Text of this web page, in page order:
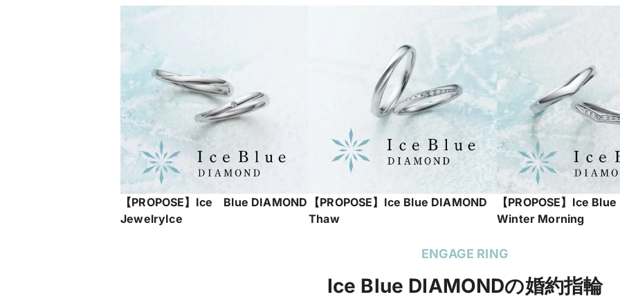
【PROPOSE】Ice Blue DIAMOND
JewelryIce
【PROPOSE】Ice Blue DIAMOND
Thaw
【PROPOSE】Ice
Winter Morning
ENGAGE RING
Ice Blue DIAMONDの婚約指輪